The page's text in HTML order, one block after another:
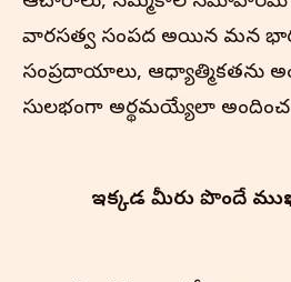
వారసత్వ సంపద అయిన మన
సంప్రదాయాలు, ఆధ్యాత్మికతను
సులభంగా అర్థమయ్యేలా
ఇక్కడ మీరు పొందే